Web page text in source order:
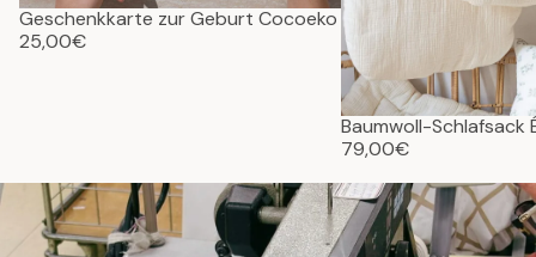
Geschenkkarte zur Geburt Cocoeko
25,00€
Baumwoll-Schlafsack
79,00€